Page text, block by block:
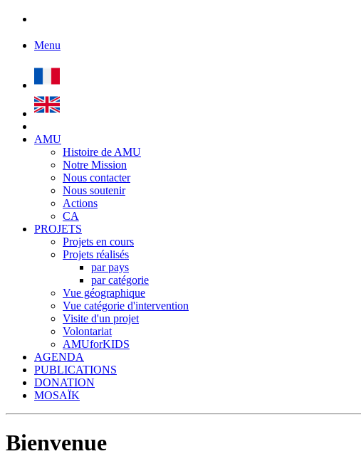
Menu
AMU
Histoire de AMU
Notre Mission
Nous contacter
Nous soutenir
Actions
CA
PROJETS
Projets en cours
Projets réalisés
par pays
par catégorie
Vue géographique
Vue catégorie d'intervention
Visite d'un projet
Volontariat
AMUforKIDS
AGENDA
PUBLICATIONS
DONATION
MOSAÏK
Bienvenue